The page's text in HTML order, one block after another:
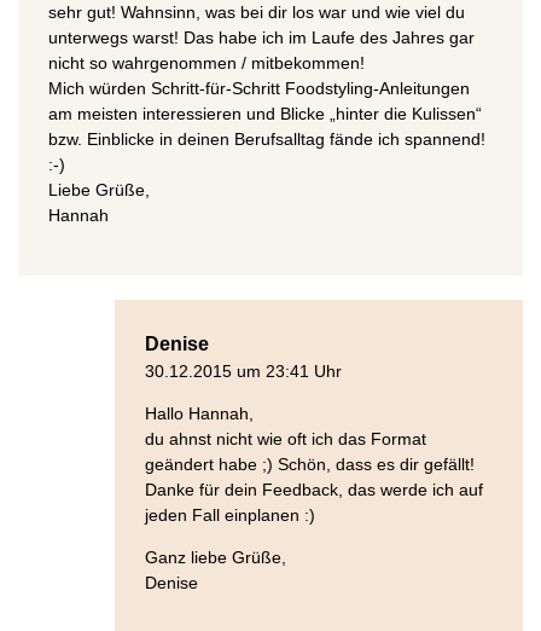
sehr gut! Wahnsinn, was bei dir los war und wie viel du
unterwegs warst! Das habe ich im Laufe des Jahres gar
nicht so wahrgenommen / mitbekommen!
Mich würden Schritt-für-Schritt Foodstyling-Anleitungen
am meisten interessieren und Blicke „hinter die Kulissen“
bzw. Einblicke in deinen Berufsalltag fände ich spannend!
:-)
Liebe Grüße,
Hannah
Denise
30.12.2015 um 23:41 Uhr
Hallo Hannah,
du ahnst nicht wie oft ich das Format
geändert habe ;) Schön, dass es dir gefällt!
Danke für dein Feedback, das werde ich auf
jeden Fall einplanen :)
Ganz liebe Grüße,
Denise